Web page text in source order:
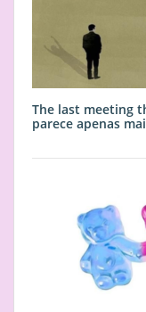
The last meeting
parece apenas